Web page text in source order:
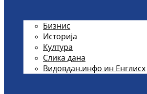
Бизнис
Историја
Култура
Слика дана
Видовдан.инфо ин Енглисх